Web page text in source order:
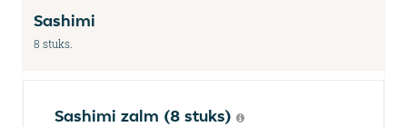
Sashimi
8 stuks.
Sashimi zalm (8 stuks)